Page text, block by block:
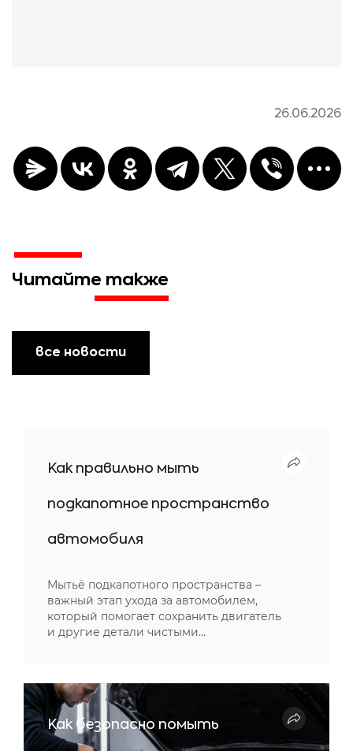
26.06.2026
Читайте также
все новости
Как правильно мыть
подкапотное пространство
автомобиля
Мытьё подкапотного пространства –
важный этап ухода за автомобилем,
который помогает сохранить двигатель
и другие детали чистыми…
Как безопасно помыть